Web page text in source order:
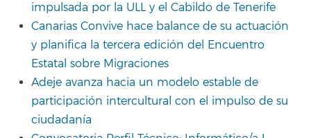
impulsada por la ULL y el Cabildo de Tenerife
Canarias Convive hace balance de su actuación
y planifica la tercera edición del Encuentro
Estatal sobre Migraciones
Adeje avanza hacia un modelo estable de
participación intercultural con el impulso de su
ciudadanía